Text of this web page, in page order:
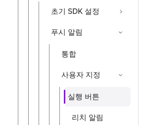
초기 SDK 설정
푸시 알림
통합
사용자 지정
실행 버튼
리치 알림